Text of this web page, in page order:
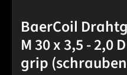
BaerCoil
M 30 x 3,5 - 2,0
grip